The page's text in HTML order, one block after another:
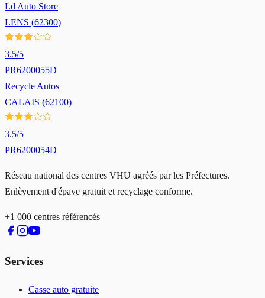
Ld Auto Store
LENS (62300)
3.5/5
PR6200055D
Recycle Autos
CALAIS (62100)
3.5/5
PR6200054D
Réseau national des centres VHU agréés par les Préfectures.
Enlèvement d'épave gratuit et recyclage conforme.
+1 000 centres référencés
Services
Casse auto gratuite